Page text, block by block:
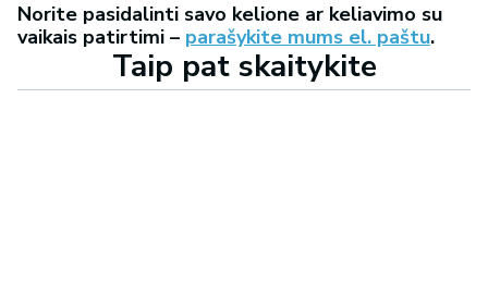
Norite pasidalinti savo kelione ar keliavimo su
vaikais patirtimi – parašykite mums el. paštu.
Taip pat skaitykite